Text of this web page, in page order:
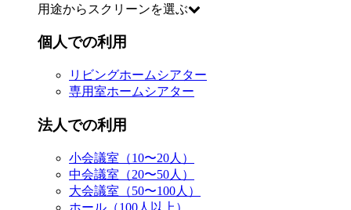
用途からスクリーンを選ぶ
個人での利用
リビングホームシアター
専用室ホームシアター
法人での利用
小会議室（10〜20人）
中会議室（20〜50人）
大会議室（50〜100人）
ホール（100人以上）